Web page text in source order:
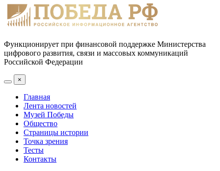
Функционирует при финансовой поддержке Министерства
цифрового развития, связи и массовых коммуникаций
Российской Федерации
×
Главная
Лента новостей
Музей Победы
Общество
Страницы истории
Точка зрения
Тесты
Контакты